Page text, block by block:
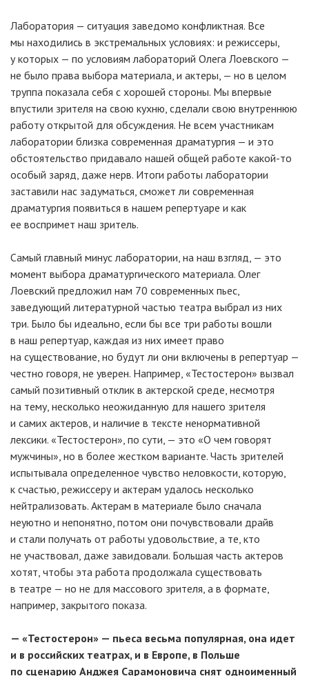
Лаборатория — ситуация заведомо конфликтная. Все
мы находились в экстремальных условиях: и режиссеры,
у которых — по условиям лабораторий Олега Лоевского —
не было права выбора материала, и актеры, — но в целом
труппа показала себя с хорошей стороны. Мы впервые
впустили зрителя на свою кухню, сделали свою внутреннюю
работу открытой для обсуждения. Не всем участникам
лаборатории близка современная драматургия — и это
обстоятельство придавало нашей общей работе какой-то
особый заряд, даже нерв. Итоги работы лаборатории
заставили нас задуматься, сможет ли современная
драматургия появиться в нашем репертуаре и как
ее воспримет наш зритель.
Самый главный минус лаборатории, на наш взгляд, — это
момент выбора драматургического материала. Олег
Лоевский предложил нам 70 современных пьес,
заведующий литературной частью театра выбрал из них
три. Было бы идеально, если бы все три работы вошли
в наш репертуар, каждая из них имеет право
на существование, но будут ли они включены в репертуар —
честно говоря, не уверен. Например, «Тестостерон» вызвал
самый позитивный отклик в актерской среде, несмотря
на тему, несколько неожиданную для нашего зрителя
и самих актеров, и наличие в тексте ненормативной
лексики. «Тестостерон», по сути, — это «О чем говорят
мужчины», но в более жестком варианте. Часть зрителей
испытывала определенное чувство неловкости, которую,
к счастью, режиссеру и актерам удалось несколько
нейтрализовать. Актерам в материале было сначала
неуютно и непонятно, потом они почувствовали драйв
и стали получать от работы удовольствие, а те, кто
не участвовал, даже завидовали. Большая часть актеров
хотят, чтобы эта работа продолжала существовать
в театре — но не для массового зрителя, а в формате,
например, закрытого показа.
— «Тестостерон» — пьеса весьма популярная, она идет
и в российских театрах, и в Европе, в Польше
по сценарию Анджея Сарамоновича снят одноименный